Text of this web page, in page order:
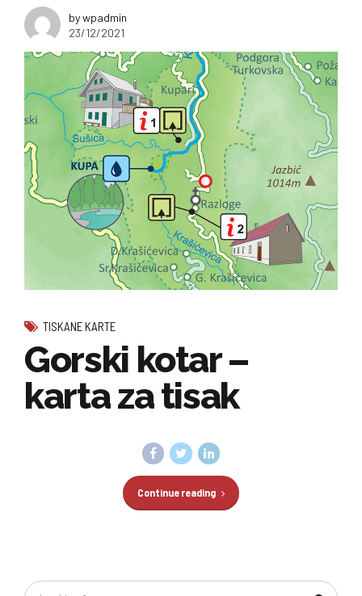
by wpadmin
23/12/2021
TISKANE KARTE
Gorski kotar –
karta za tisak
Continue reading